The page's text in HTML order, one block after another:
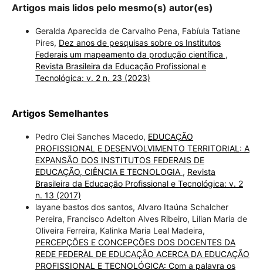
Artigos mais lidos pelo mesmo(s) autor(es)
Geralda Aparecida de Carvalho Pena, Fabíula Tatiane
Pires, Dez anos de pesquisas sobre os Institutos
Federais um mapeamento da produção científica ,
Revista Brasileira da Educação Profissional e
Tecnológica: v. 2 n. 23 (2023)
Artigos Semelhantes
Pedro Clei Sanches Macedo, EDUCAÇÃO
PROFISSIONAL E DESENVOLVIMENTO TERRITORIAL: A
EXPANSÃO DOS INSTITUTOS FEDERAIS DE
EDUCAÇÃO, CIÊNCIA E TECNOLOGIA , Revista
Brasileira da Educação Profissional e Tecnológica: v. 2
n. 13 (2017)
layane bastos dos santos, Alvaro Itaúna Schalcher
Pereira, Francisco Adelton Alves Ribeiro, Lilian Maria de
Oliveira Ferreira, Kalinka Maria Leal Madeira,
PERCEPÇÕES E CONCEPÇÕES DOS DOCENTES DA
REDE FEDERAL DE EDUCAÇÃO ACERCA DA EDUCAÇÃO
PROFISSIONAL E TECNOLÓGICA: Com a palavra os